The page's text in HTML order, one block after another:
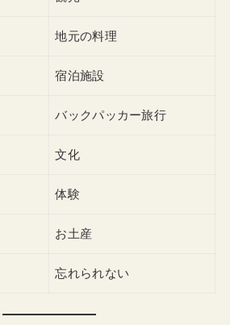
地元の料理
宿泊施設
バックパッカー旅行
文化
体験
お土産
忘れられない